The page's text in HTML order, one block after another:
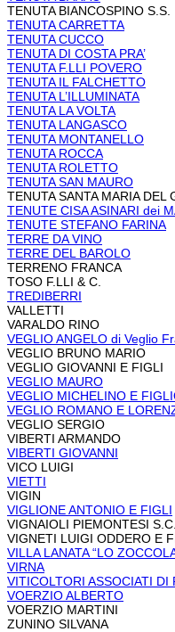
TENUTA BIANCOSPINO S.S.
TENUTA CARRETTA
TENUTA CUCCO
TENUTA DI COSTA PRA’
TENUTA F.LLI POVERO
TENUTA IL FALCHETTO
TENUTA L’ILLUMINATA
TENUTA LA VOLTA
TENUTA LANGASCO
TENUTA MONTANELLO
TENUTA ROCCA
TENUTA ROLETTO
TENUTA SAN MAURO
TENUTA SANTA MARIA DEL
TENUTE CISA ASINARI dei
TENUTE STEFANO FARINA
TERRE DA VINO
TERRE DEL BAROLO
TERRENO FRANCA
TOSO F.LLI & C.
TREDIBERRI
VALLETTI
VARALDO RINO
VEGLIO ANGELO di Veglio
VEGLIO BRUNO MARIO
VEGLIO GIOVANNI E FIGLI
VEGLIO MAURO
VEGLIO MICHELINO E
VEGLIO ROMANO E
VEGLIO SERGIO
VIBERTI ARMANDO
VIBERTI GIOVANNI
VICO LUIGI
VIETTI
VIGIN
VIGLIONE ANTONIO E FIGLI
VIGNAIOLI PIEMONTESI
VIGNETI LUIGI ODDERO E
VILLA LANATA “LO
VIRNA
VITICOLTORI ASSOCIATI DI
VOERZIO ALBERTO
VOERZIO MARTINI
ZUNINO SILVANA